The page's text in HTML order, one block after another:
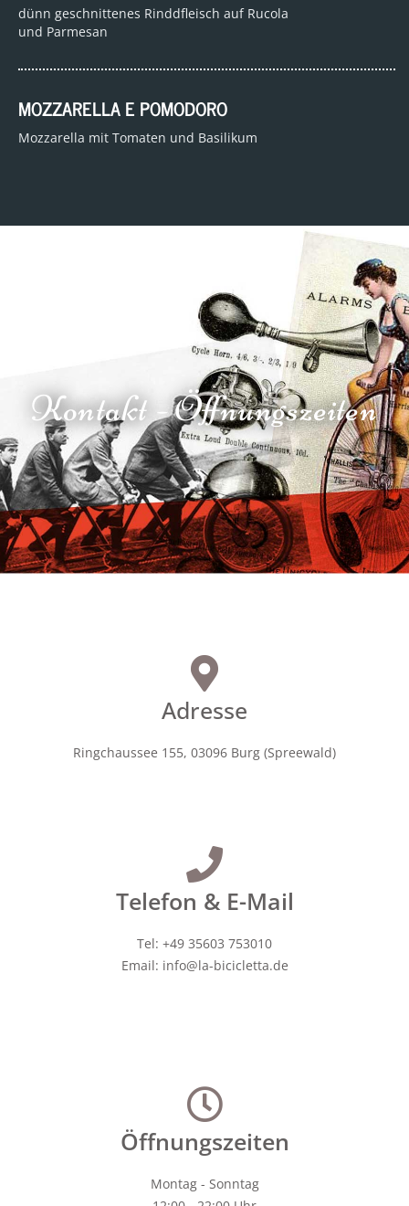
dünn geschnittenes Rinddfleisch auf Rucola
und Parmesan
MOZZARELLA E POMODORO
Mozzarella mit Tomaten und Basilikum
Kontakt - Öffnungszeiten
Adresse
Ringchaussee 155, 03096 Burg (Spreewald)
Telefon & E-Mail
Tel: +49 35603 753010
Email: info@la-bicicletta.de
Öffnungszeiten
Montag - Sonntag